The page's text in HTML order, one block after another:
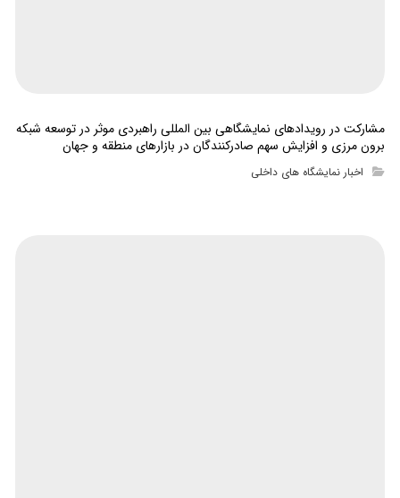
مشارکت در رویدادهای نمایشگاهی بین المللی راهبردی موثر در توسعه شبکه
برون مرزی و افزایش سهم صادرکنندگان در بازارهای منطقه و جهان
اخبار نمایشگاه های داخلی